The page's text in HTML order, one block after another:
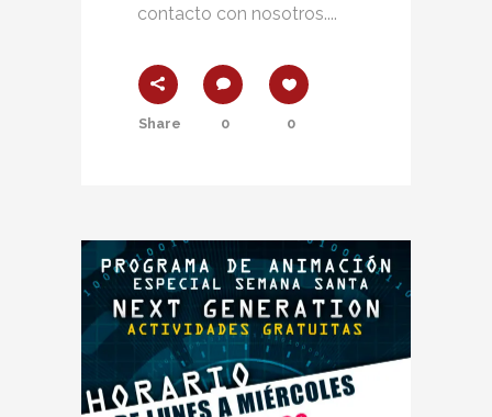
contacto con nosotros....
Share 0 0